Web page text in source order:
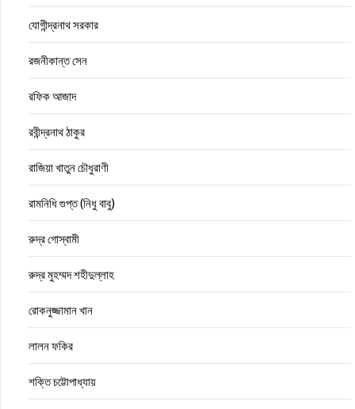
যোগীন্দ্রনাথ সরকার
রজনীকান্ত সেন
রফিক আজাদ
রবীন্দ্রনাথ ঠাকুর
রাজিয়া খাতুন চৌধুরাণী
রামনিধি গুপ্ত (নিধু বাবু)
রুদ্র গোস্বামী
রুদ্র মুহম্মদ শহীদুল্লাহ
রোকনুজ্জামান খান
লালন ফকির
শক্তি চট্টোপাধ্যায়